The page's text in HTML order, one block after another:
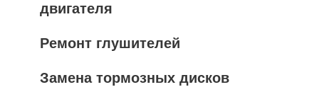
двигателя
Ремонт глушителей
Замена тормозных дисков